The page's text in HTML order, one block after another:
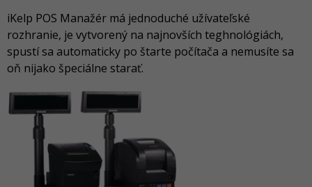
iKelp POS Manažér má jednoduché užívateľské
rozhranie, je vytvorený na najnovších teghnológiách,
spustí sa automaticky po štarte počítača a nemusíte sa
oň nijako špeciálne starať.